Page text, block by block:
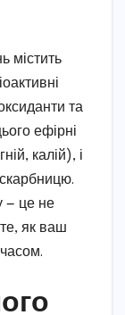
містить
та
ефірні
калій), і
— це не
як ваш